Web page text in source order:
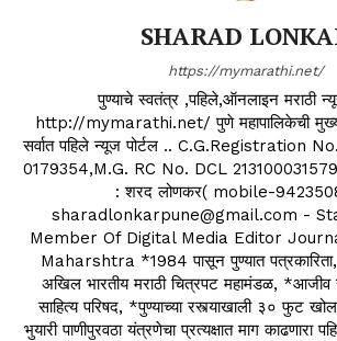
SHARAD
https://mymarathi.net/
पुण्याचे स्वतंत्र ,पहिले,ऑनलाइन मराठी
http://mymarathi.net/ पुणे महापालिकेची मुख्य
सर्वात पहिले न्यूज पोर्टल .. C.G.Registration
0179354,M.G. RC No. DCL
: शरद लोणकर( mobile-
sharadlonkarpune@gmail.com -
Member Of Digital Media Editor
Maharshtra *1984 पासून पुण्यात
अखिल भारतीय मराठी चित्रपट महामंडळ, *आजीव
साहित्य परिषद, *पुण्याच्या रस्त्याखाली ३० फुट
भुयारी पाणीपुरवठा यंत्रणेचा प्रत्यक्षात माग काढणारा